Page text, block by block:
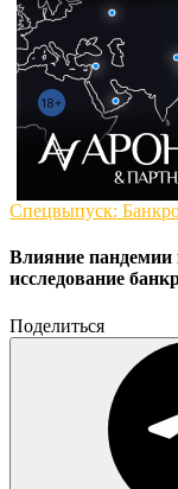
Спецвыпуск:
Влияние пандемии
исследование
Поделиться